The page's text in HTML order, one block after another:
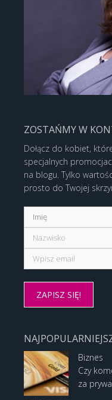
ZOSTAŃMY W
Dołącz do kobiet,
specjalnych
na blogu. Tylko
prosto do Twojej
Biznes
Czy
za